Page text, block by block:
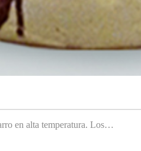
en alta temperatura. Los…